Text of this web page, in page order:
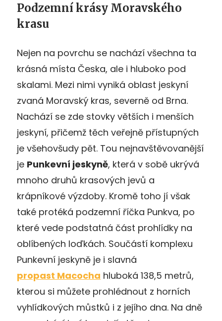
Podzemní krásy Moravského
krasu
Nejen na povrchu se nachází všechna ta
krásná místa Česka, ale i hluboko pod
skalami. Mezi nimi vyniká oblast jeskyní
zvaná Moravský kras, severně od Brna.
Nachází se zde stovky větších i menších
jeskyní, přičemž těch veřejně přístupných
je všehovšudy pět. Tou nejnavštěvovanější
je Punkevní jeskyně, která v sobě ukrývá
mnoho druhů krasových jevů a
krápníkové výzdoby. Kromě toho jí však
také protéká podzemní říčka Punkva, po
které vede podstatná část prohlídky na
oblíbených loďkách. Součástí komplexu
Punkevní jeskyně je i slavná
propast Macocha hluboká 138,5 metrů,
kterou si můžete prohlédnout z horních
vyhlídkových můstků i z jejího dna. Na dně